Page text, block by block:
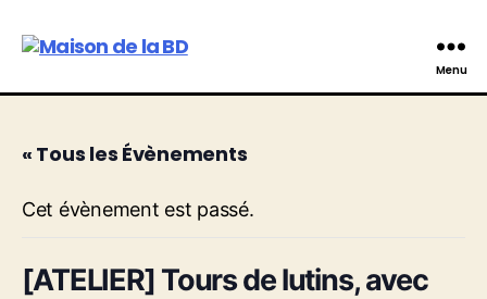
de
Menu
« Tous les Évènements
Cet évènement est passé.
[ATELIER] Tours de lutins, avec